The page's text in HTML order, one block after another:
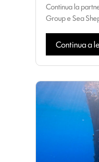
Continua la
Group e Sea
Continua a